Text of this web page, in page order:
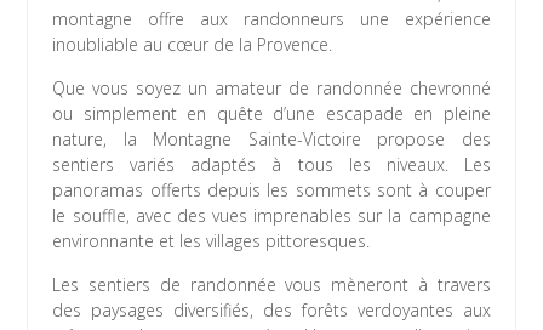
montagne offre aux randonneurs une expérience
inoubliable au cœur de la Provence.
Que vous soyez un amateur de randonnée chevronné
ou simplement en quête d’une escapade en pleine
nature, la Montagne Sainte-Victoire propose des
sentiers variés adaptés à tous les niveaux. Les
panoramas offerts depuis les sommets sont à couper
le souffle, avec des vues imprenables sur la campagne
environnante et les villages pittoresques.
Les sentiers de randonnée vous mèneront à travers
des paysages diversifiés, des forêts verdoyantes aux